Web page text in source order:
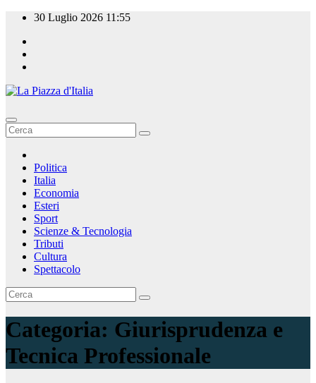
Salta
contenuto
30 Luglio 2026 11:55
Politica
Italia
Economia
Esteri
Sport
Scienze & Tecnologia
Tributi
Cultura
Spettacolo
Categoria: Giurisprudenza e
Tecnica Professionale